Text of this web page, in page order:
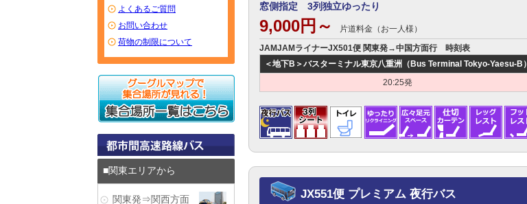
窓側指定 3列独立ゆったり
9,000円～ 片道料金（お一人様）
JAMJAMライナーJX501便 関東発→中国方面行 時刻表
＜地下B＞バスターミナル東京八重洲（Bus Terminal Tokyo-Yaesu-B）
20:25発
JX551便 プレミアム 夜行バス
よくあるご質問
お問い合わせ
荷物の制限について
関東エリアから
関東発⇒関西方面